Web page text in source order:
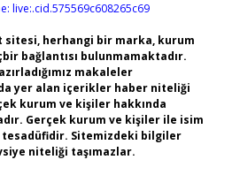
live:.cid.575569c608265c69
sitesi, herhangi bir marka, kurum
bağlantısı bulunmamaktadır.
makaleler
yer alan içerikler haber niteliği
kurum ve kişiler hakkında
Gerçek kurum ve kişiler ile isim
Sitemizdeki bilgiler
niteliği taşımazlar.